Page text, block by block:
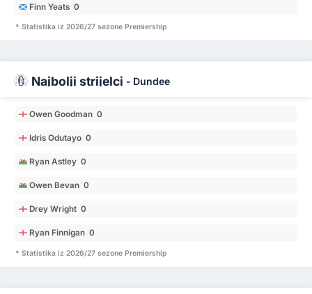
Finn Yeats 0
* Statistika iz 2026/27 sezone Premiership
Najbolji strijelci - Dundee
Owen Goodman 0
Idris Odutayo 0
Ryan Astley 0
Owen Bevan 0
Drey Wright 0
Ryan Finnigan 0
* Statistika iz 2026/27 sezone Premiership